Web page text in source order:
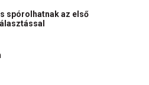
spórolhatnak az első